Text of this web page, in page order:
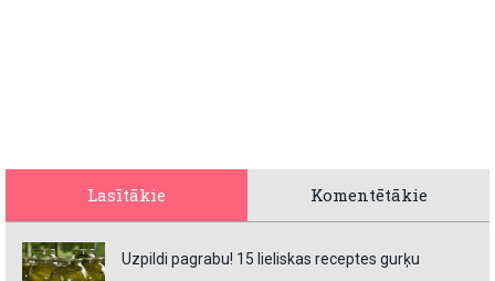
Lasītākie Komentētākie
Uzpildi pagrabu! 15 lieliskas receptes gurķu